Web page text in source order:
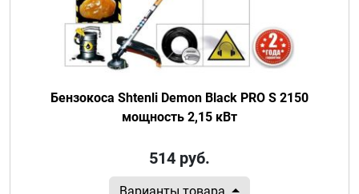
Бензокоса Shtenli Demon Black PRO S 2150
мощность 2,15 кВт
514 руб.